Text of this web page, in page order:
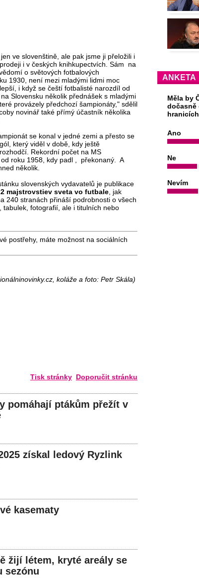
ve slovenštině, ale pak jsme ji přeložili i
i v českých knihkupectvích. Sám na
o světových fotbalových
1930, není mezi mladými lidmi moc
i když se čeští fotbalisté narozdíl od
Slovensku několik přednášek s mladými
provázely předchozí šampionáty," sdělil
novinář také přímý účastník několika
se konal v jedné zemi a přesto se
který viděl v době, kdy ještě
Rekordní počet na MS
roku 1958, kdy padl , překonaný. A
několik.
slovenských vydavatelů je publikace
majstrovstiev sveta vo futbale , jak
240 stranách přináší podrobnosti o všech
tabulek, fotografií, ale i titulních nebo
postřehy, máte možnost na sociálních
koláže a foto: Petr Skála)
Tisk stránky Doporučit stránku
pomáhají ptákům přežít v
získal ledový Ryzlink
kasematy
žijí létem, kryté areály se
sezónu
ANKETA
Měla by
dočasně
Ano
Ne
Nevím